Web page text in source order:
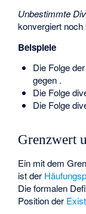
Unbestimmte
konvergiert
Beispiele
Die Folge
gegen .
Die Folge
Die Folge
Grenzwert
Ein mit dem
ist der
Die formalen
Position der